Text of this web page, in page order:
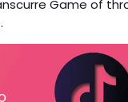
Game of